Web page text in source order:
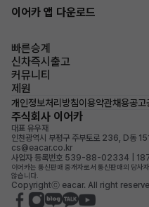
이어카 앱 다운로드
빠른승계
신차즉시출고
커뮤니티
제원
개인정보처리방침이용약관채용공고
주식회사 이어카
대표 유우재
인천광역시 부평구 주부토로 236, D동
cs@eacar.co.kr
사업자 등록번호 539-88-02334 |
이어카는 통신판매 중개자로서 통신판매의 당사
않습니다.
Copyrightⓒ eacar. All right